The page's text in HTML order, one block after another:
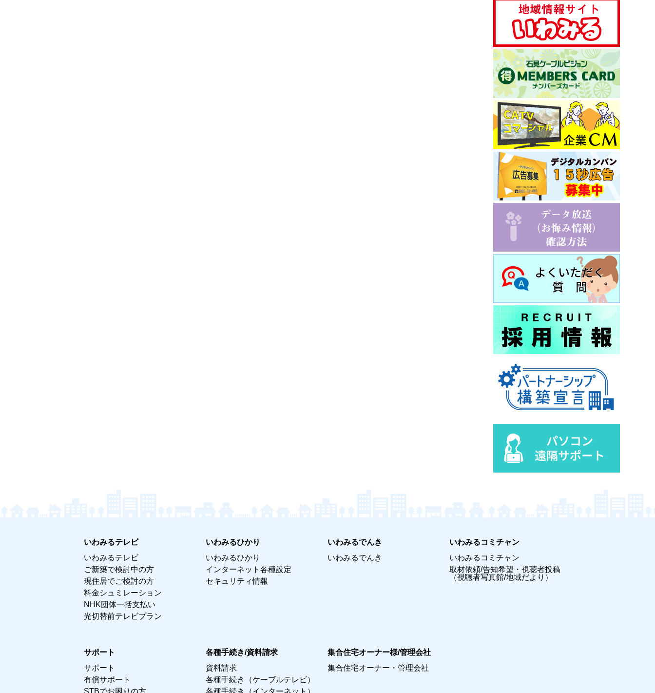
いわみるテレビ
いわみるテレビ
ご新築で検討中の方
現住居でご検討の方
料金シュミレーション
NHK団体一括支払い
光切替前テレビプラン
いわみるひかり
いわみるひかり
インターネット各種設定
セキュリティ情報
いわみるでんき
いわみるでんき
いわみるコミチャン
いわみるコミチャン
取材依頼/告知希望・視聴者投稿
（視聴者写真館/地域だより）
サポート
サポート
有償サポート
STBでお困りの方
各種手続き/資料請求
資料請求
各種手続き（ケーブルテレビ）
各種手続き（インターネット）
集合住宅オーナー様/管理会社
集合住宅オーナー・管理会社